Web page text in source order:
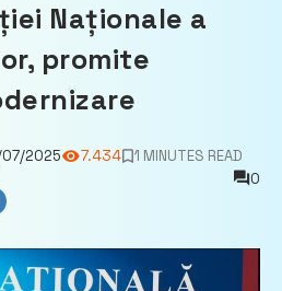
Naționale a
promite
2025 7.434
1 MINUTES READ
0